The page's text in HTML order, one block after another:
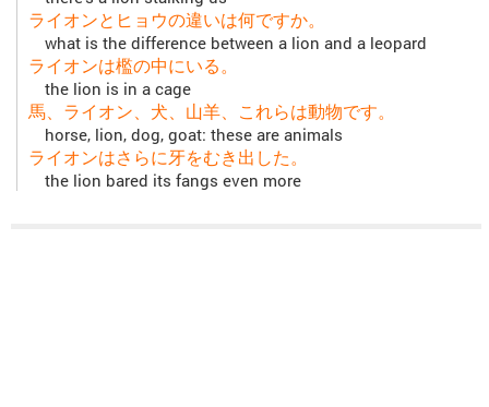
ライオンとヒョウの違いは何ですか。
what is the difference between a lion and a leopard
ライオンは檻の中にいる。
the lion is in a cage
馬、ライオン、犬、山羊、これらは動物です。
horse, lion, dog, goat: these are animals
ライオンはさらに牙をむき出した。
the lion bared its fangs even more